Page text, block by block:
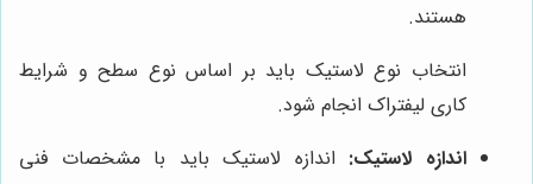
هستند.
انتخاب نوع لاستیک باید بر اساس نوع سطح و شرایط
کاری لیفتراک انجام شود.
اندازه لاستیک: اندازه لاستیک باید با مشخصات فنی